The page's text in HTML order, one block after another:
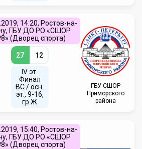
14:20, Ростов-на-
ГБУ ДО РО «СШОР
(Дворец спорта)
27 12
IV эт.
Финал
ВC / осн.
эт., 9-16,
гр.Ж
ГБУ СШОР
Приморского
района
15:40, Ростов-на-
ГБУ ДО РО «СШОР
(Дворец спорта)